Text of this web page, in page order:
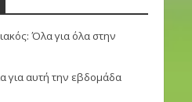
Όλα για όλα στην
για αυτή την εβδομάδα